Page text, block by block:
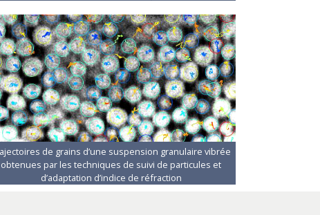
de grains d’une suspension granulaire vibrée
obtenues par les techniques de suivi de particules et
d’adaptation d’indice de réfraction